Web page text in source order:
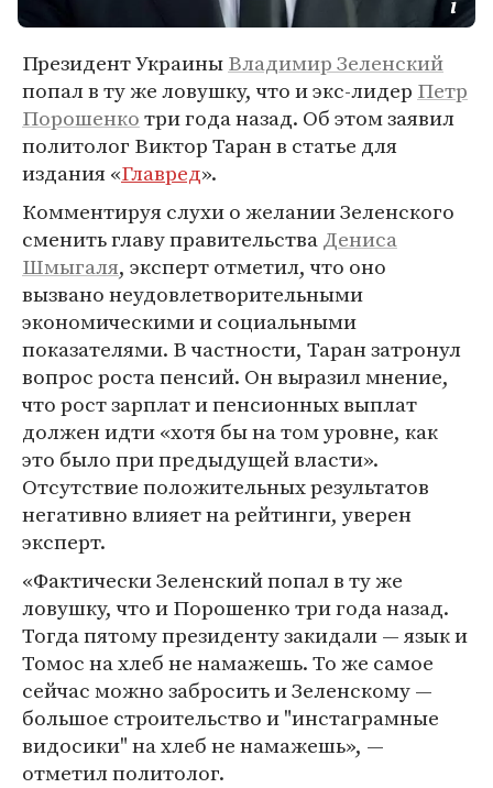
Президент УкраиныВладимир Зеленский
попал в ту же ловушку, что и экс-лидер Петр
Порошенкотри года назад. Об этом заявил
политолог Виктор Таран в статье для
издания «Главред».
Комментируя слухи о желании Зеленского
сменить главу правительстваДениса
Шмыгаля, эксперт отметил, что оно
вызвано неудовлетворительными
экономическими и социальными
показателями. В частности, Таран затронул
вопрос роста пенсий. Он выразил мнение,
что рост зарплат и пенсионных выплат
должен идти «хотя бы на том уровне, как
это было при предыдущей власти».
Отсутствие положительных результатов
негативно влияет на рейтинги, уверен
эксперт.
«Фактически Зеленский попал в ту же
ловушку, что и Порошенко три года назад.
Тогда пятому президенту закидали — язык и
Томос на хлеб не намажешь. То же самое
сейчас можно забросить и Зеленскому —
большое строительство и "инстаграмные
видосики" на хлеб не намажешь», —
отметил политолог.